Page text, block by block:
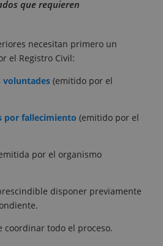
que requieren
necesitan primero un
el Registro Civil:
voluntades (emitido por el
por fallecimiento (emitido por el
por el organismo
disponer previamente
coordinar todo el proceso.